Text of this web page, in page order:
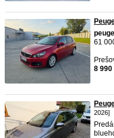
61
8 990
2026]